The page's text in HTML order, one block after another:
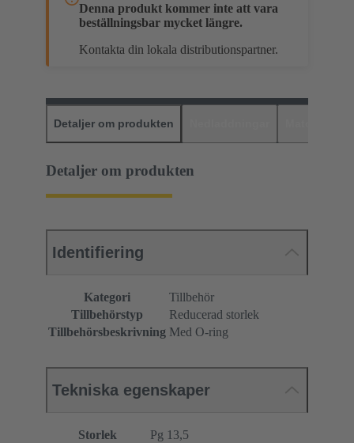
Denna produkt kommer inte att vara
beställningsbar mycket längre.
Kontakta din lokala distributionspartner.
Detaljer om produkten
Detaljer om produkten
Identifiering
Kategori
Tillbehör
Tillbehörstyp
Reducerad storlek
Tillbehörsbeskrivning Med O-ring
Tekniska egenskaper
Storlek
Pg 13,5